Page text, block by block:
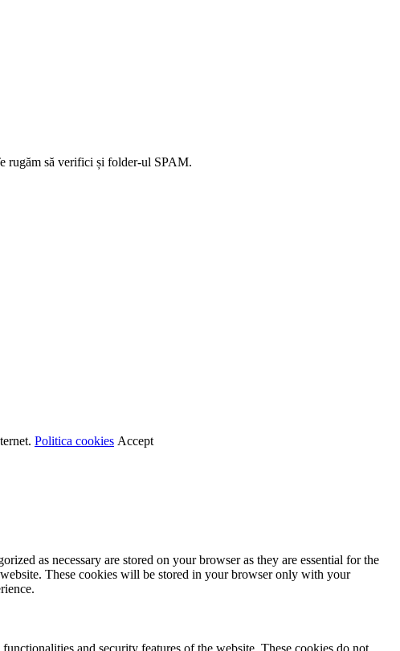
rugăm să verifici și folder-ul SPAM.
Politica cookies Accept
as necessary are stored on your browser as they are essential for the
These cookies will be stored in your browser only with your
and security features of the website. These cookies do not